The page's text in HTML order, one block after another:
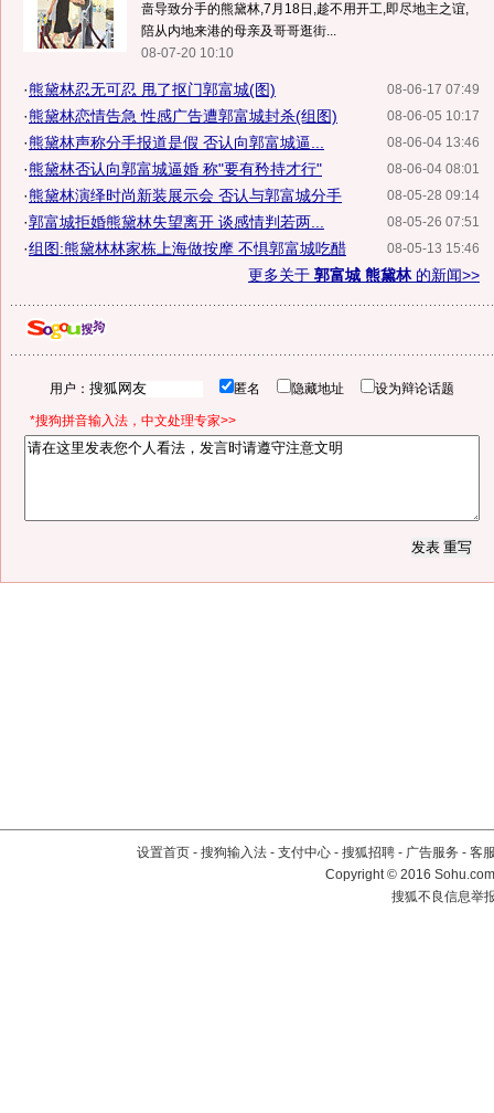
啬导致分手的熊黛林,7月18日,趁不用开工,即尽地主之谊,
陪从内地来港的母亲及哥哥逛街...
08-07-20 10:10
08-06-17 07:49
·熊黛林忍无可忍 甩了抠门郭富城(图)
08-06-05 10:17
·熊黛林恋情告急 性感广告遭郭富城封杀(组图)
08-06-04 13:46
·熊黛林声称分手报道是假 否认向郭富城逼...
08-06-04 08:01
·熊黛林否认向郭富城逼婚 称"要有矜持才行"
08-05-28 09:14
·熊黛林演绎时尚新装展示会 否认与郭富城分手
08-05-26 07:51
·郭富城拒婚熊黛林失望离开 谈感情判若两...
08-05-13 15:46
·组图:熊黛林林家栋上海做按摩 不惧郭富城吃醋
更多关于 郭富城 熊黛林的新闻>>
用户： 匿名 隐藏地址 设为辩论话题
*搜狗拼音输入法，中文处理专家>>
设置首页 - 搜狗输入法 - 支付中心 - 搜狐招聘 - 广告服务 - 客
Copyright©2016
搜狐不良信息举